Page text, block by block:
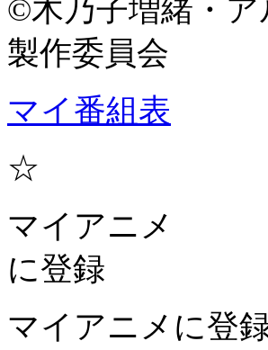
©木乃子増緒・
製作委員会
マイ番組表
☆
マイアニメ
に登録
マイアニメに登